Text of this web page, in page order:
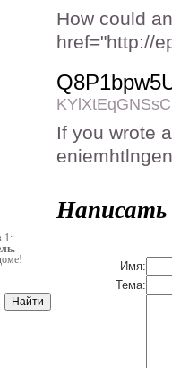
1:
How could
href="http://
If you wrote
Имя:
Тема: